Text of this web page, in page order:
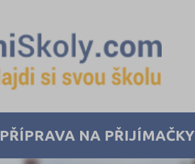
PŘÍPRAVA NA PŘIJÍMAČKY